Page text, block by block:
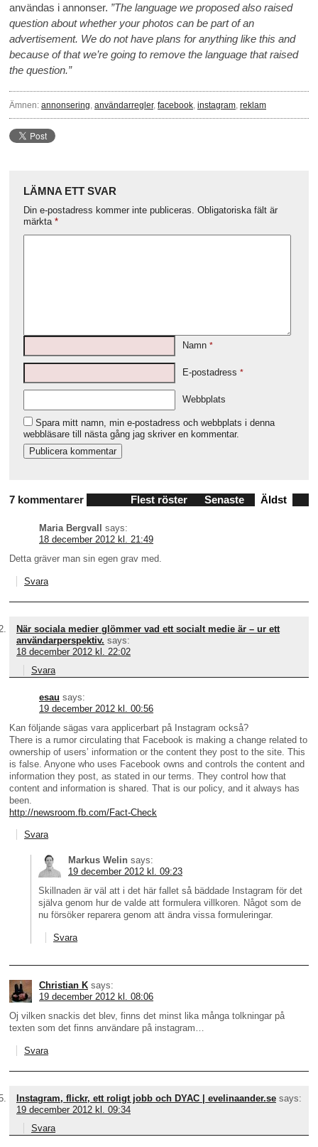
användas i annonser. ”The language we proposed also raised
question about whether your photos can be part of an
advertisement. We do not have plans for anything like this and
because of that we’re going to remove the language that raised
the question.”
Ämnen: annonsering användarregler, facebook instagram reklam
LÄMNA ETT SVAR
Din e-postadress kommer inte publiceras. Obligatoriska fält är
märkta *
Namn *
E-postadress *
Webbplats
Spara mitt namn, min e-postadress och webbplats i denna
webbläsare till nästa gång jag skriver en kommentar.
7 kommentarer Flest röster Senaste Äldst
Maria Bergvall
says:
18 december 2012 kl. 21:49
Detta gräver man sin egen grav med.
Svara
När sociala medier glömmer vad ett socialt medie är – ur ett
användarperspektiv. says:
18 december 2012 kl. 22:02
Svara
esau says:
19 december 2012 kl. 00:56
Kan följande sägas vara applicerbart på Instagram också?
There is a rumor circulating that Facebook is making a change related to
ownership of users’ information or the content they post to the site. This
is false. Anyone who uses Facebook owns and controls the content and
information they post, as stated in our terms. They control how that
content and information is shared. That is our policy, and it always has
been.
http://newsroom.fb.com/Fact-Check
Svara
Markus Welin says:
19 december 2012 kl. 09:23
Skillnaden är väl att i det här fallet så bäddade Instagram för det
själva genom hur de valde att formulera villkoren. Något som de
nu försöker reparera genom att ändra vissa formuleringar.
Svara
Christian K says:
19 december 2012 kl. 08:06
Oj vilken snackis det blev, finns det minst lika många tolkningar på
texten som det finns användare på instagram…
Svara
Instagram, flickr, ett roligt jobb och DYAC | evelinaander.se says:
19 december 2012 kl. 09:34
Svara